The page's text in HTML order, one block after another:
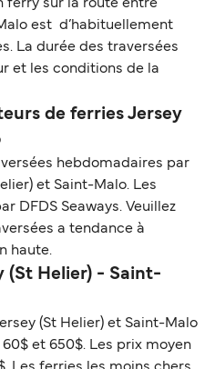
ferry sur la route entre
est d’habituellement
La durée des traversées
et les conditions de la
de ferries Jersey
hebdomadaires par
et Saint-Malo. Les
DFDS Seaways. Veuillez
a tendance à
haute.
(St Helier) - Saint-
(St Helier) et Saint-Malo
et 650$. Les prix moyen